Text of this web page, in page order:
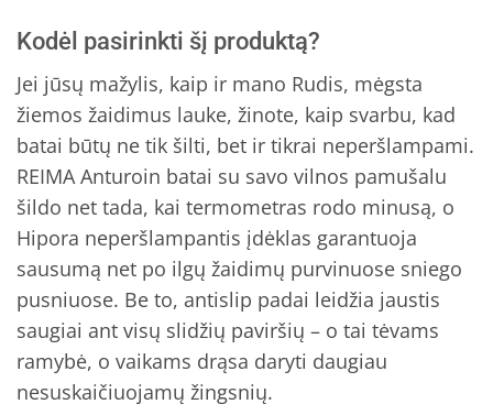
Kodėl pasirinkti šį produktą?
Jei jūsų mažylis, kaip ir mano Rudis, mėgsta
žiemos žaidimus lauke, žinote, kaip svarbu, kad
batai būtų ne tik šilti, bet ir tikrai neperšlampami.
REIMA Anturoin batai su savo vilnos pamušalu
šildo net tada, kai termometras rodo minusą, o
Hipora neperšlampantis įdėklas garantuoja
sausumą net po ilgų žaidimų purvinuose sniego
pusniuose. Be to, antislip padai leidžia jaustis
saugiai ant visų slidžių paviršių – o tai tėvams
ramybė, o vaikams drąsa daryti daugiau
nesuskaičiuojamų žingsnių.